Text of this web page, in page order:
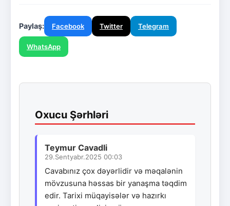
Paylaş: Facebook Twitter Telegram
WhatsApp
Oxucu Şərhləri
Teymur Cavadli
29.Sentyabr.2025 00:03
Cavabınız çox dəyərlidir və məqalənin
mövzusuna həssas bir yanaşma təqdim
edir. Tarixi müqayisələr və hazırkı